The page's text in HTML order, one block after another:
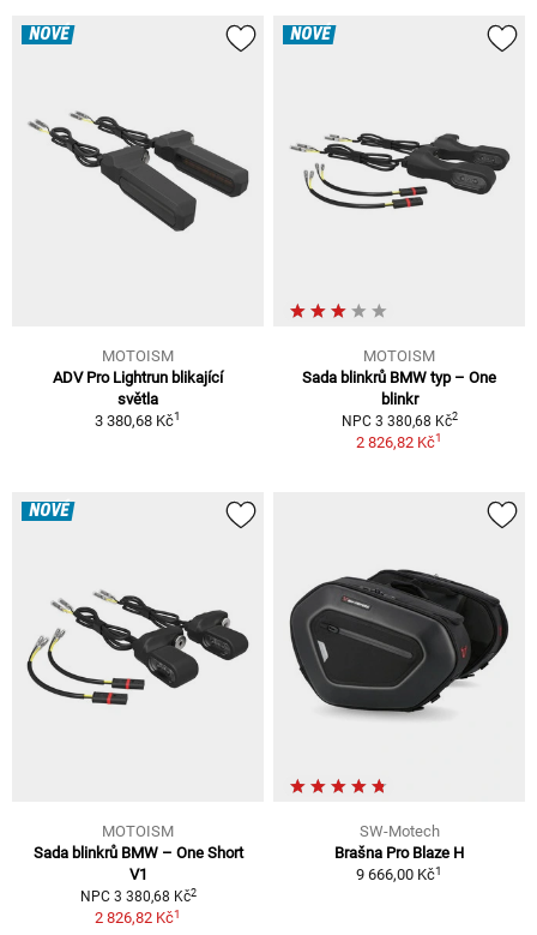
NOVÉ
MOTOISM
ADV Pro Lightrun blikající
světla
3 380,68 Kč1
NOVÉ
MOTOISM
Sada blinkrů BMW typ – One
blinkr
NPC 3 380,68 Kč2
2 826,82 Kč1
NOVÉ
MOTOISM
Sada blinkrů BMW – One Short
V1
NPC 3 380,68 Kč2
2 826,82 Kč1
SW-Motech
Brašna Pro Blaze H
9 666,00 Kč1